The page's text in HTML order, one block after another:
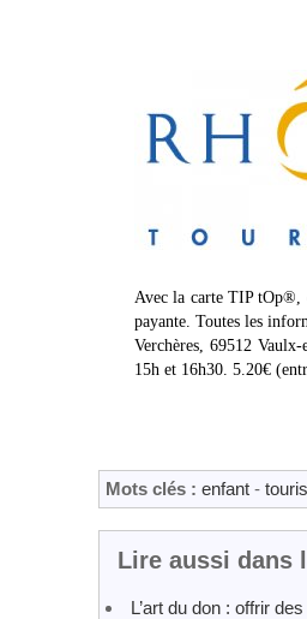
Avec la carte TIP tOp®,
payante. Toutes les
Verchères, 69512
15h et 16h30. 5.20€
Mots clés : enfant -
Lire aussi dans
L’art du don : offrir